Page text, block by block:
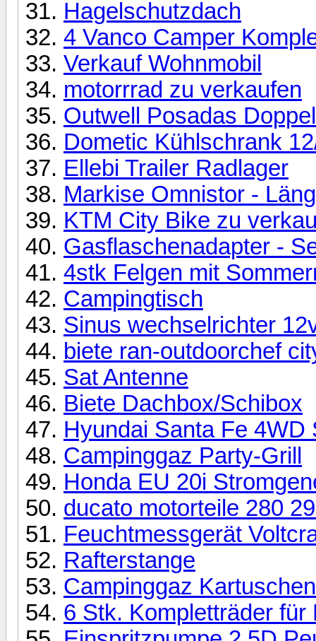
Hagelschutzdach
4 Vanco Camper
Verkauf Wohnmobil
motorrrad zu verkaufen
Outwell Posadas
Dometic Kühlschrank
Ellebi Trailer Radlager
Markise Omnistor -
KTM City Bike zu
Gasflaschenadapter -
4stk Felgen mit
Campingtisch
Sinus wechselrichter
biete ran-outdoorchef
Sat Antenne
Biete Dachbox/Schibox
Hyundai Santa Fe
Campinggaz Party-Grill
Honda EU 20i
ducato motorteile 280
Feuchtmessgerät
Rafterstange
Campinggaz
6 Stk. Kompletträder für